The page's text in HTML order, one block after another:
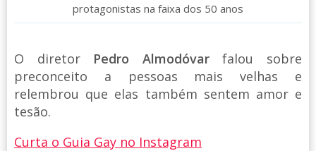
protagonistas na faixa dos 50 anos
O diretor Pedro Almodóvarfalou sobre
preconceito a pessoas mais velhas e
relembrou que elas também sentem amor e
tesão.
Curta o Guia Gay no Instagram